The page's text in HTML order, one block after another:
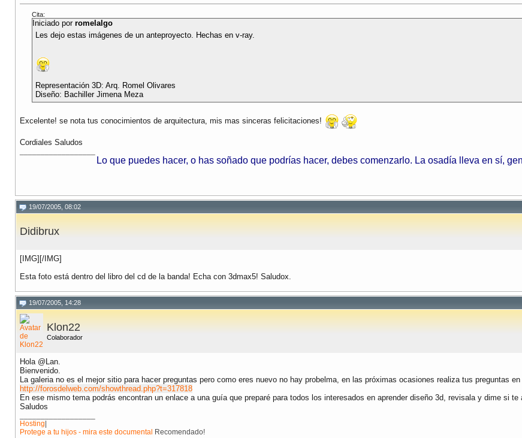
Cita:
Iniciado por romelalgo
Les dejo estas imágenes de un anteproyecto. Hechas en v-ray.
Representación 3D: Arq. Romel Olivares
Diseño: Bachiller Jimena Meza
Excelente! se nota tus conocimientos de arquitectura, mis mas sinceras felicitaciones!
Cordiales Saludos
Lo que puedes hacer, o has soñado que podrías hacer, debes comenzarlo. La osadía lleva en sí,
19/07/2005, 08:02
Didibrux
[IMG] [/IMG]
Esta foto está dentro del libro del cd de la banda! Echa con 3dmax5! Saludox.
19/07/2005, 14:28
Klon22
Colaborador
Hola @Lan.
Bienvenido.
La galeria no es el mejor sitio para hacer preguntas pero como eres nuevo no hay probelma, en las próximas ocasiones realiza tus preguntas
http://forosdelweb.com/showthread.php?t=317818
En ese mismo tema podrás encontran un enlace a una guía que preparé para todos los interesados en aprender diseño 3d, revisala y dime si te
Saludos
Hosting
Protege a tu hijos - mira este documental Recomendado!